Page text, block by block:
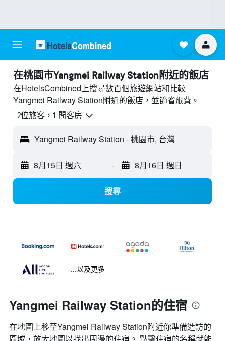
​在桃園市Yangmei Railway Station附近​的飯店
在HotelsCombined上搜尋數百個旅遊網站和比較
Yangmei Railway Station附近的飯店，並節省旅費。
2位旅客，1 間客房
Yangmei Railway Station - 桃園市, 台灣
8月15日 週六 - 8月16日 週日
搜尋
...以及更多
Yangmei Railway Station的住宿
在地圖上移至Yangmei Railway Station​​附近你準備造訪的